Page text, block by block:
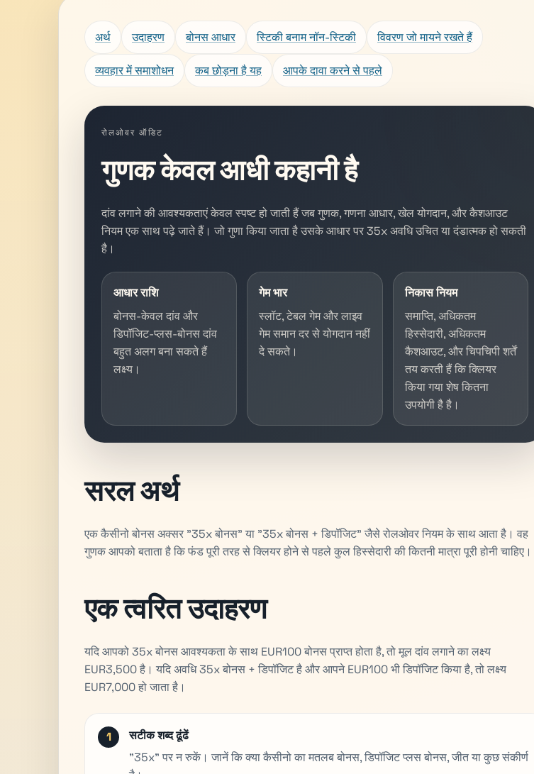
अर्थ उदाहरण बोनस आधार स्टिकी बनाम नॉन-स्टिकी विवरण जो मायने रखते हैं
व्यवहार में समाशोधन कब छोड़ना है यह आपके दावा करने से पहले
रोलओवर ऑडिट
गुणक केवल आधी कहानी है
दांव लगाने की आवश्यकताएं केवल स्पष्ट हो जाती हैं जब गुणक, गणना आधार, खेल योगदान, और कैशआउट
नियम एक साथ पढ़े जाते हैं। जो गुणा किया जाता है उसके आधार पर 35x अवधि उचित या दंडात्मक हो सकती
है।
आधार राशि
बोनस-केवल दांव और
डिपॉजिट-प्लस-बोनस दांव
बहुत अलग बना सकते हैं
लक्ष्य।
गेम भार
स्लॉट, टेबल गेम और लाइव
गेम समान दर से योगदान नहीं
दे सकते।
निकास नियम
समाप्ति, अधिकतम
हिस्सेदारी, अधिकतम
कैशआउट, और चिपचिपी शर्तें
तय करती हैं कि क्लियर
किया गया शेष कितना
उपयोगी है है।
सरल अर्थ
एक कैसीनो बोनस अक्सर "35x बोनस" या "35x बोनस + डिपॉजिट" जैसे रोलओवर नियम के साथ आता है। वह
गुणक आपको बताता है कि फंड पूरी तरह से क्लियर होने से पहले कुल हिस्सेदारी की कितनी मात्रा पूरी होनी चाहिए।
एक त्वरित उदाहरण
यदि आपको 35x बोनस आवश्यकता के साथ EUR100 बोनस प्राप्त होता है, तो मूल दांव लगाने का लक्ष्य
EUR3,500 है। यदि अवधि 35x बोनस + डिपॉजिट है और आपने EUR100 भी डिपॉजिट किया है, तो लक्ष्य
EUR7,000 हो जाता है।
सटीक शब्द ढूंढें
"35x" पर न रुकें। जानें कि क्या कैसीनो का मतलब बोनस, डिपॉजिट प्लस बोनस, जीत या कुछ संकीर्ण